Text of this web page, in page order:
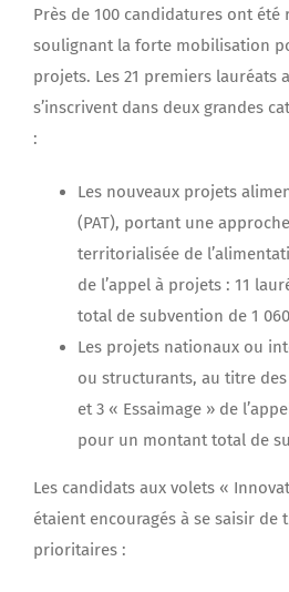
Près de 100 candidatures ont été
soulignant la forte mobilisation
projets. Les 21 premiers lauréats
s’inscrivent dans deux grandes
:
Les nouveaux projets
(PAT), portant une
territorialisée de
de l’appel à projets : 11
total de subvention de 1
Les projets nationaux ou
ou structurants, au titre
et 3 « Essaimage » de
pour un montant total de
Les candidats aux volets «
étaient encouragés à se saisir
prioritaires :